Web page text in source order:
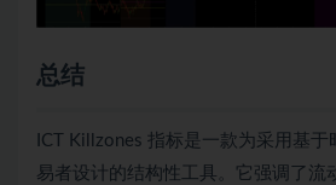
总结
ICT Killzones 指标是一款为采用基
易者设计的结构性工具。它强调了流